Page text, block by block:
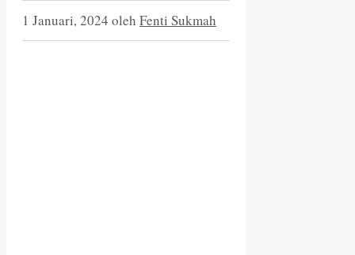
1 Januari, 2024 oleh Fenti Sukmah